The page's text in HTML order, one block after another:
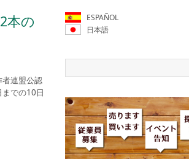
本の
連盟公認
での10日
ESPAÑOL
日本語